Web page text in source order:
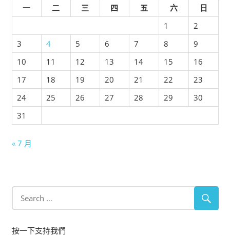
一
二 三 四 五 六
日
1
2
3
4 5 6 7 8
9
10
11 12 13 14 15
16
17
18 19 20 21 22
23
24
25 26 27 28 29
30
31
« 7 月
按一下支持我們